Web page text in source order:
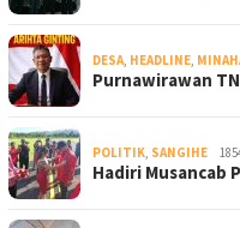
DESA HEADLINE
Purnawirawan
POLITIK SANGIHE
Hadiri Musancab